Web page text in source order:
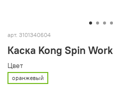
арт. 3101340604
Каска Kong Spin
Цвет
оранжевый